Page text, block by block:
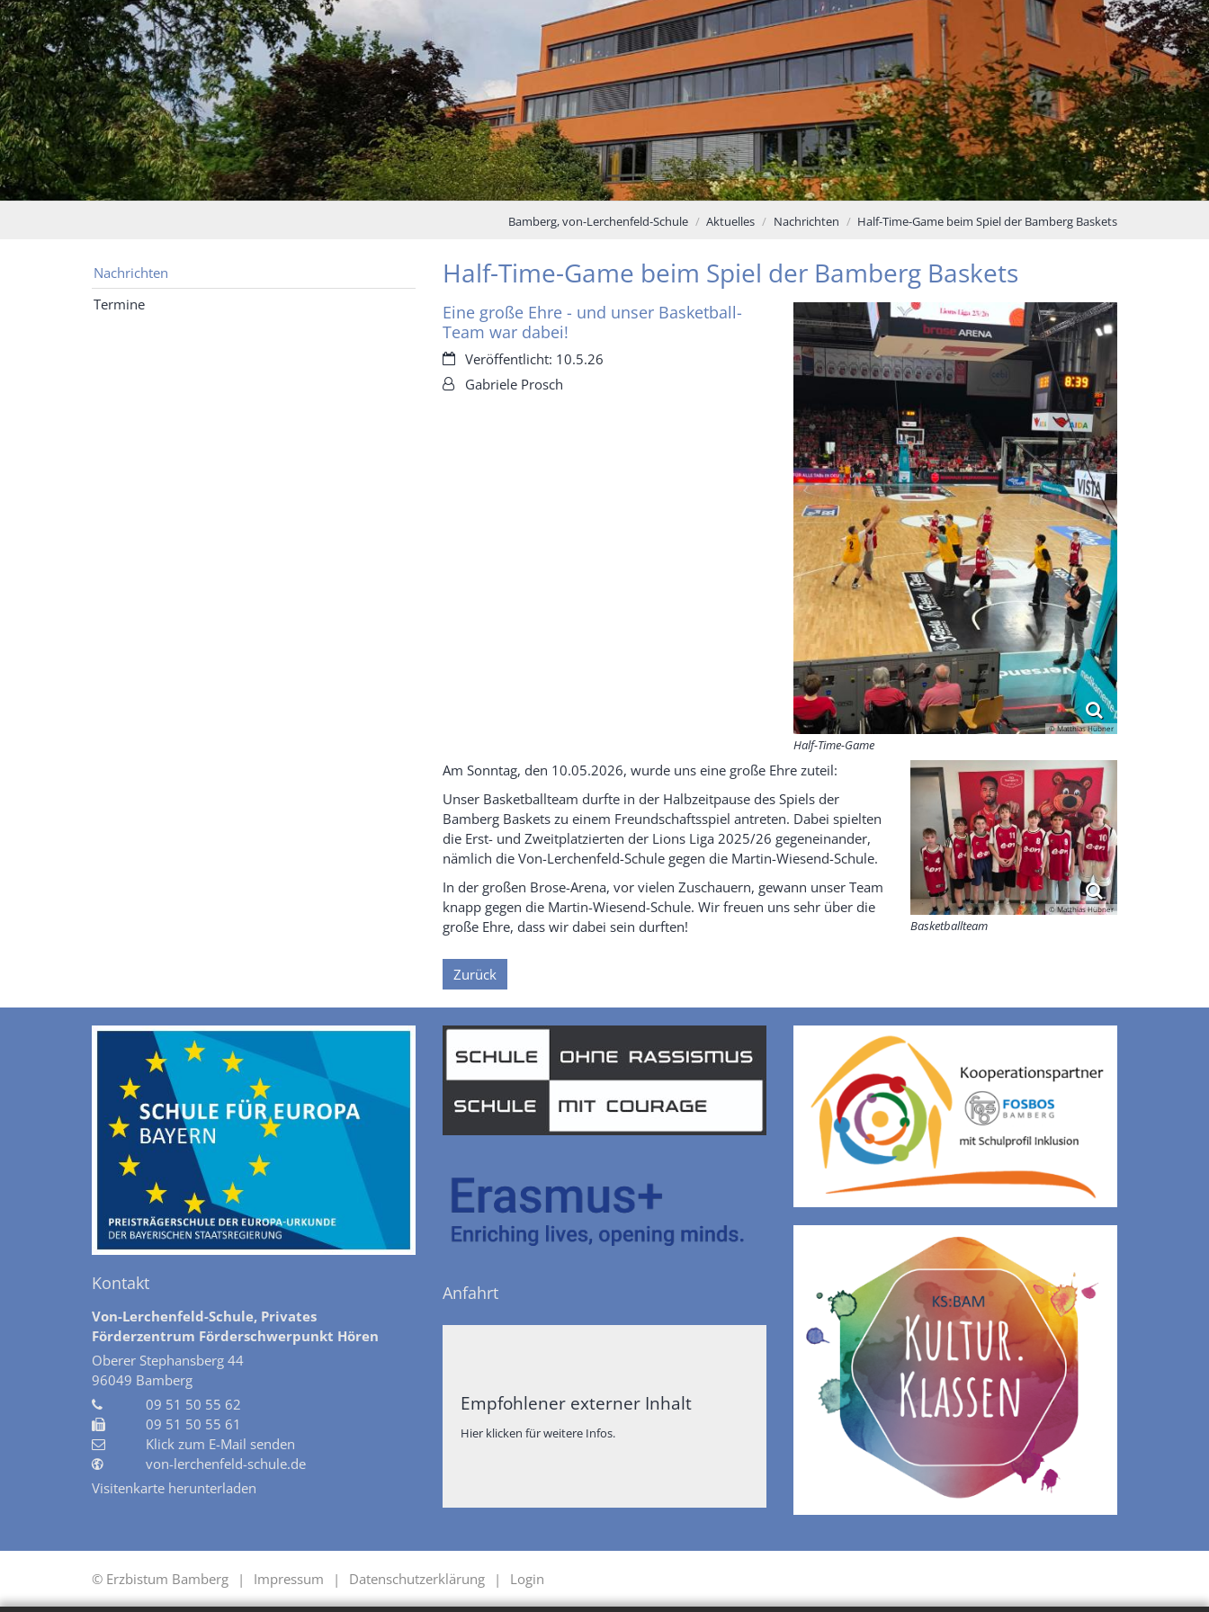
Bamberg, von-Lerchenfeld-Schule Aktuelles Nachrichten Half-Time-Game beim Spiel der Bamberg Baskets
Half-Time-Game beim Spiel der Bamberg Baskets
© Matthias Hübner
Half-Time-Game
Eine große Ehre - und unser Basketball-
Team war dabei!
Datum:Veröffentlicht: 10.5.26
Von:Gabriele Prosch
© Matthias Hübner
Basketballteam
Am Sonntag, den 10.05.2026, wurde uns eine große Ehre zuteil:
Unser Basketballteam durfte in der Halbzeitpause des Spiels der
Bamberg Baskets zu einem Freundschaftsspiel antreten. Dabei spielten
die Erst- und Zweitplatzierten der Lions Liga 2025/26 gegeneinander,
nämlich die Von-Lerchenfeld-Schule gegen die Martin-Wiesend-Schule.
In der großen Brose-Arena, vor vielen Zuschauern, gewann unser Team
knapp gegen die Martin-Wiesend-Schule. Wir freuen uns sehr über die
große Ehre, dass wir dabei sein durften!
Zurück
Nachrichten
Termine
Kontakt
Von-Lerchenfeld-Schule, Privates
Förderzentrum Förderschwerpunkt Hören
Oberer Stephansberg 44
96049 Bamberg
09 51 50 55 62
09 51 50 55 61
Klick zum E-Mail senden
von-lerchenfeld-schule.de
Visitenkarte herunterladen
Anfahrt
Empfohlener externer Inhalt
Hier klicken für weitere Infos.
© Erzbistum Bamberg Impressum Datenschutzerklärung Login